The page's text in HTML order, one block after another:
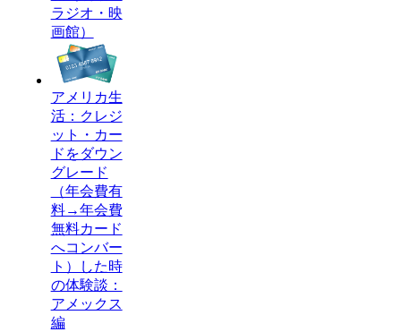
ラジオ・映
画館）
アメリカ生
活：クレジ
ット・カー
ドをダウン
グレード
（年会費有
料→年会費
無料カード
へコンバー
ト）した時
の体験談：
アメックス
編